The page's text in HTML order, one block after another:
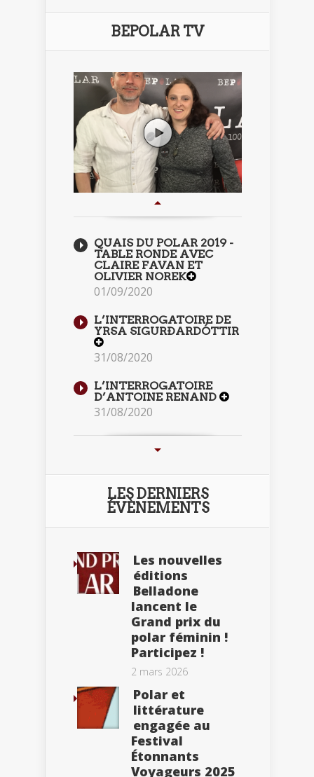
BEPOLAR TV
QUAIS DU POLAR 2019 -
TABLE RONDE AVEC
CLAIRE FAVAN ET
OLIVIER NOREK
01/09/2020
L’INTERROGATOIRE DE
YRSA SIGURÐARDÓTTIR
31/08/2020
L’INTERROGATOIRE
D’ANTOINE RENAND
31/08/2020
LES DERNIERS
ÉVÈNEMENTS
Les nouvelles
éditions
Belladone
lancent le
Grand prix du
polar féminin !
Participez !
2 mars 2026
Polar et
littérature
engagée au
Festival
Étonnants
Voyageurs 2025